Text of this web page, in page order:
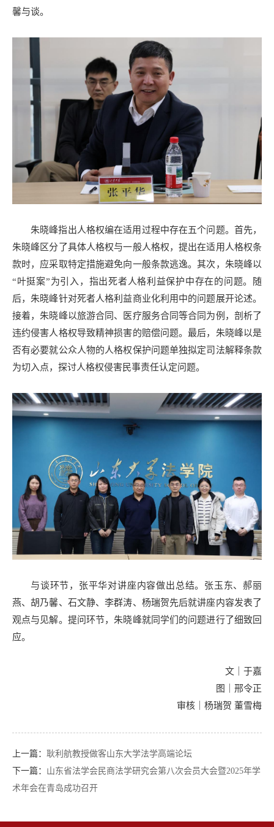
馨与谈。
朱晓峰指出人格权编在适用过程中存在五个问题。首先，
朱晓峰区分了具体人格权与一般人格权，提出在适用人格权条
款时，应采取特定措施避免向一般条款逃逸。其次，朱晓峰以
“叶挺案”为引入，指出死者人格利益保护中存在的问题。随
后，朱晓峰针对死者人格利益商业化利用中的问题展开论述。
接着，朱晓峰以旅游合同、医疗服务合同等合同为例，剖析了
违约侵害人格权导致精神损害的赔偿问题。最后，朱晓峰以是
否有必要就公众人物的人格权保护问题单独拟定司法解释条款
为切入点，探讨人格权侵害民事责任认定问题。
与谈环节，张平华对讲座内容做出总结。张玉东、郝丽
燕、胡乃馨、石文静、李群涛、杨瑞贺先后就讲座内容发表了
观点与见解。提问环节，朱晓峰就同学们的问题进行了细致回
应。
文｜于嘉
图｜邢令正
审核｜杨瑞贺 董雪梅
上一篇： 耿利航教授做客山东大学法学高端论坛
下一篇： 山东省法学会民商法学研究会第八次会员大会暨2025年学
术年会在青岛成功召开